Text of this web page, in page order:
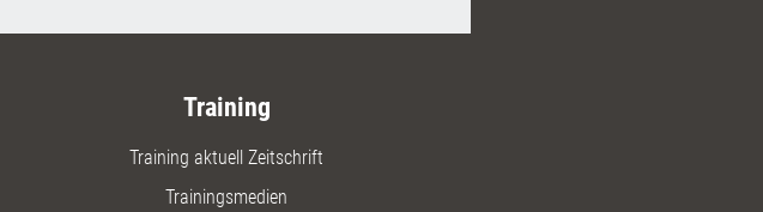
Training
Training aktuell Zeitschrift
Trainingsmedien